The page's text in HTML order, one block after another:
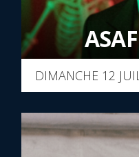
DIMANCHE 12